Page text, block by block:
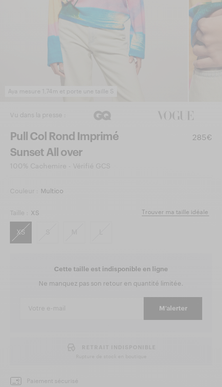
Aya mesure 1,74m et porte une taille S
Vu dans la presse :
Pull Col Rond Imprimé
Sunset All over
100% Cachemire - Vérifié GCS
285€
Couleur : Multico
Taille : XS
XS
Trouver ma taille idéale
Cette taille est indisponible en ligne
Ne manquez pas son retour en quantité limitée.
M’alerter
Paiement sécurisé